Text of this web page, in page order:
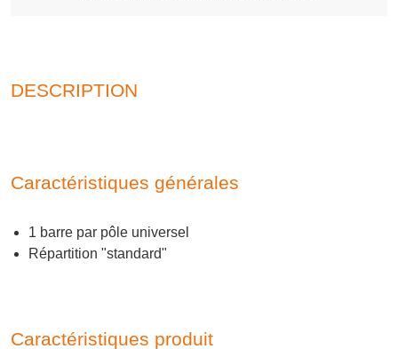
DESCRIPTION
Caractéristiques générales
1 barre par pôle universel
Répartition "standard"
Caractéristiques produit